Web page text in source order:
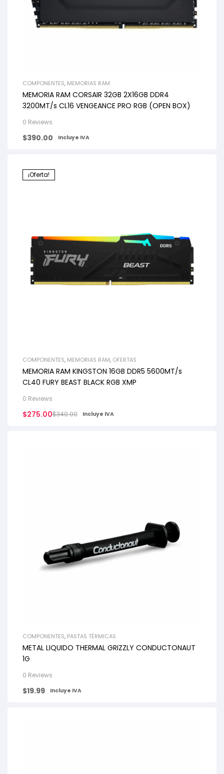
COMPONENTES, MEMORIAS RAM
MEMORIA RAM CORSAIR 32GB 2X16GB DDR4
3200MT/s CL16 VENGEANCE PRO RGB (OPEN BOX)
0 Reviews
$390.00 Incluye IVA
¡Oferta!
COMPONENTES, MEMORIAS RAM, OFERTAS
MEMORIA RAM KINGSTON 16GB DDR5 5600MT/s
CL40 FURY BEAST BLACK RGB XMP
0 Reviews
$340.00
$275.00 Incluye IVA
COMPONENTES, PASTAS TÉRMICAS
METAL LIQUIDO THERMAL GRIZZLY CONDUCTONAUT
1G
0 Reviews
$19.99 Incluye IVA